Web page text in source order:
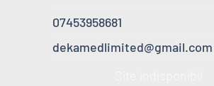
07453958681
dekamedlimited@gmail.com